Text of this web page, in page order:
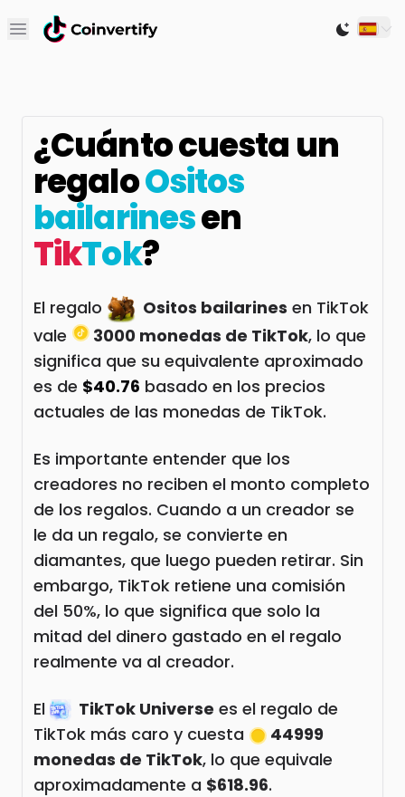
Open main menu Switch
¿Cuánto cuesta un
regaloOsitos
bailarinesen
TikTok?
El regalo Ositos bailarines en TikTok
vale
3000 monedas de TikTok, lo que
significa que su equivalente aproximado
es de $40.76 basado en los precios
actuales de las monedas de TikTok.
Es importante entender que los
creadores no reciben el monto completo
de los regalos. Cuando a un creador se
le da un regalo, se convierte en
diamantes, que luego pueden retirar. Sin
embargo, TikTok retiene una comisión
del 50%, lo que significa que solo la
mitad del dinero gastado en el regalo
realmente va al creador.
El TikTok Universe es el regalo de
TikTok más caro y cuesta
44999
monedas de TikTok, lo que equivale
aproximadamente a $618.96.